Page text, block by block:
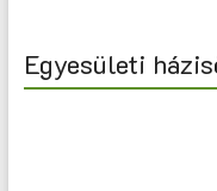
Egyesületi